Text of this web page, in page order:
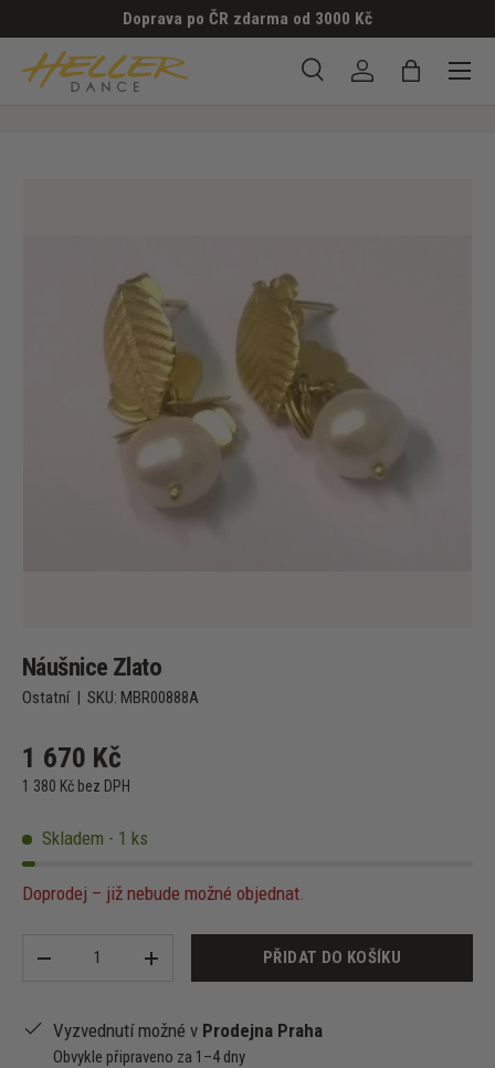
PŘESKOČIT NA OBSAH
Doprava po ČR zdarma od 3000 Kč
HledatPřihlásit se
Taška
Menu
Náušnice Zlato
Ostatní| SKU: MBR00888A
1 670 Kč
1 380 Kč bez DPH
Skladem - 1 ks
Doprodej – již nebude možné objednat.
-
+ PŘIDAT DO KOŠÍKU
Vyzvednutí možné v Prodejna Praha
Obvykle připraveno za 1–4 dny